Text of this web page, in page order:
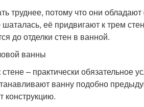
труднее, потому что они
шаталась, её придвигают к трем
до отделки стен в ванной.
ванны
– практически обязательное
ванну подобно
конструкцию.